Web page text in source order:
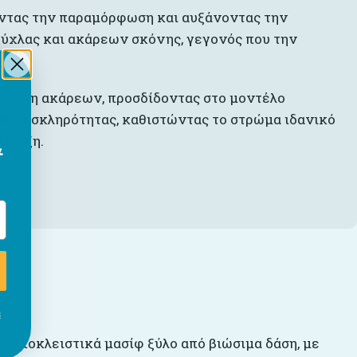
την παραμόρφωση και αυξάνοντας την
και ακάρεων σκόνης, γεγονός που την
ακάρεων, προσδίδοντας στο μοντέλο
σκληρότητας, καθιστώντας το στρώμα ιδανικό
αποκλειστικά μασίφ ξύλο από βιώσιμα δάση, με